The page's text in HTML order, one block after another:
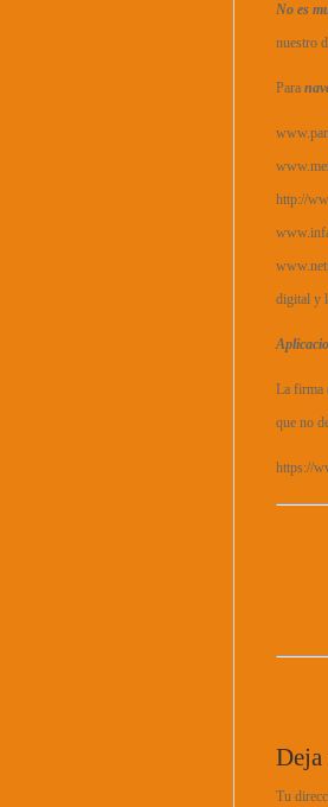
No es
nuestro
Para
http://
digital y
La firma
que no
https://
Deja
Tu